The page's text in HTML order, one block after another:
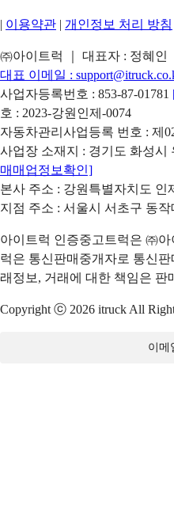
| 이용약관 | 개인정보 처리 방침
㈜아이트럭 ｜ 대표자 : 정혜인
대표 이메일 :
사업자등록번호 : 853-87-01781
호 : 2023-강원인제-0074
자동차관리사업등록 번호 : 제
사업장 소재지 : 경기도 화성시
매매업정보확인]
본사 주소 : 강원특별자치도 인
지점 주소 : 서울시 서초구 동
아이트럭 인증중고트럭은 ㈜
럭은 통신판매중개자로 통신
래정보, 거래에 대한 책임은 판
Copyright ⓒ 2026 itruck All
이메